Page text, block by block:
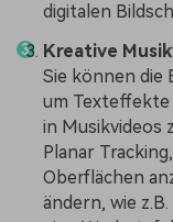
digitalen
Kreative
Sie können die
um
in Musikvideos
Planar
Oberflächen
ändern, wie